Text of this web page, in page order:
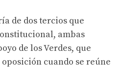
de dos tercios que
ambas
de los Verdes, que
cuando se reúne